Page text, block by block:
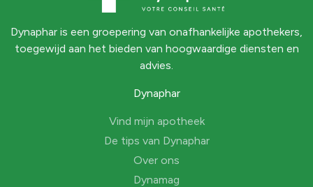
Dynaphar is een groepering van onafhankelijke apothekers,
toegewijd aan het bieden van hoogwaardige diensten en
advies.
Dynaphar
Vind mijn apotheek
De tips van Dynaphar
Over ons
Dynamag